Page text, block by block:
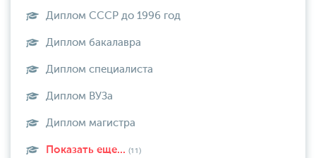
Диплом СССР до 1996 год
Диплом бакалавра
Диплом специалиста
Диплом ВУЗа
Диплом магистра
Показать еще... (11)